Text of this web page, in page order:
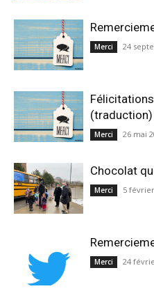
Merci 24
(traduction)
Merci 26 mai
Chocolat
Merci 5
Merci 24